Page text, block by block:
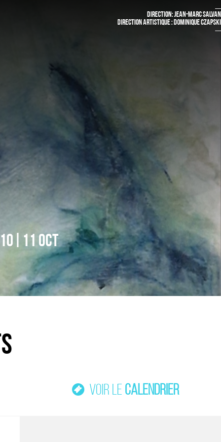
DIRECTION: JEAN-MARC SALVAN
DIRECTION ARTISTIQUE : DOMINIQUE CZAPSKI
OCT
Voir le calendrier